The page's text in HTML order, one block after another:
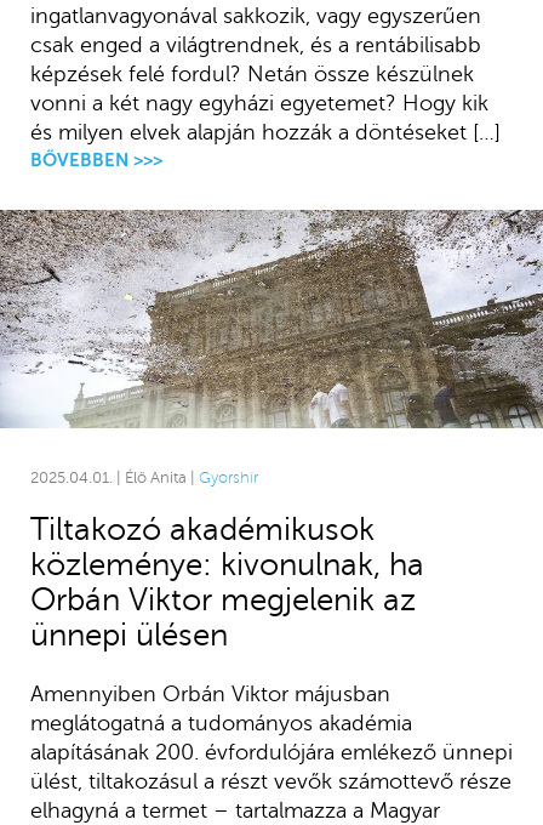
ingatlanvagyonával sakkozik, vagy egyszerűen
csak enged a világtrendnek, és a rentábilisabb
képzések felé fordul? Netán össze készülnek
vonni a két nagy egyházi egyetemet? Hogy kik
és milyen elvek alapján hozzák a döntéseket […]
BŐVEBBEN >>>
2025.04.01. | Élő Anita | Gyorshír
Tiltakozó akadémikusok
közleménye: kivonulnak, ha
Orbán Viktor megjelenik az
ünnepi ülésen
Amennyiben Orbán Viktor májusban
meglátogatná a tudományos akadémia
alapításának 200. évfordulójára emlékező ünnepi
ülést, tiltakozásul a részt vevők számottevő része
elhagyná a termet – tartalmazza a Magyar